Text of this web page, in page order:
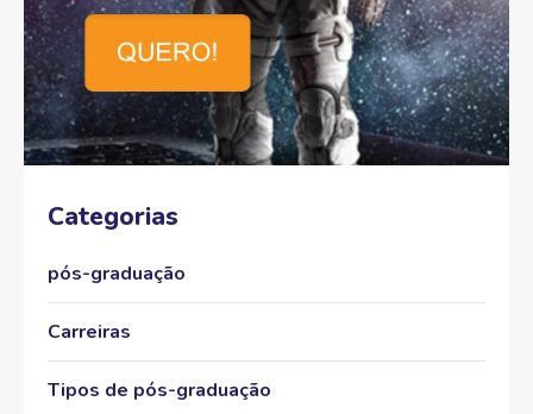
Categorias
pós-graduação
Carreiras
Tipos de pós-graduação